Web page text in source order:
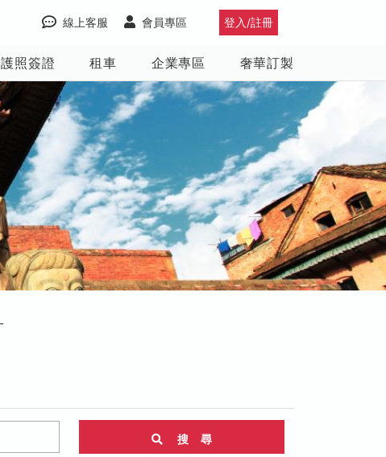
登入/註冊
會員專區
線上客服
護照簽證 租車 企業專區 奢華訂製
搜 尋